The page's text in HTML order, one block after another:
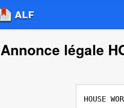
Annonce légale
HOUSE